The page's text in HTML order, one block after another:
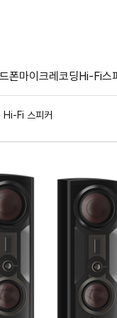
폰마이크레코딩Hi-Fi스
Hi-Fi 스피커